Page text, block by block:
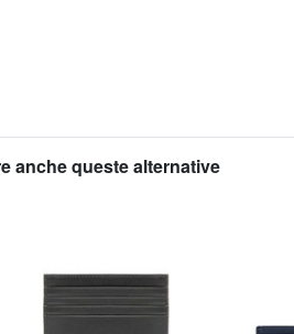
anche queste alternative